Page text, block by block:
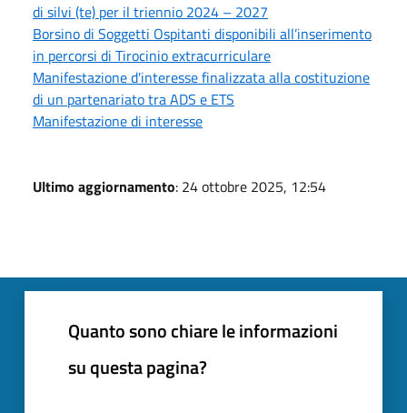
di silvi (te) per il triennio 2024 – 2027
Borsino di Soggetti Ospitanti disponibili all’inserimento
in percorsi di Tirocinio extracurriculare
Manifestazione d'interesse finalizzata alla costituzione
di un partenariato tra ADS e ETS
Manifestazione di interesse
Ultimo aggiornamento: 24 ottobre 2025, 12:54
Quanto sono chiare le informazioni
su questa pagina?